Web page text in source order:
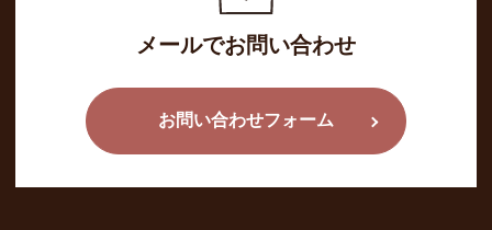
メールでお問い合わせ
お問い合わせフォーム